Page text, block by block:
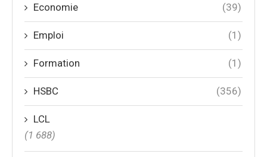
Economie (39)
Emploi (1)
Formation (1)
HSBC (356)
LCL
(1 688)